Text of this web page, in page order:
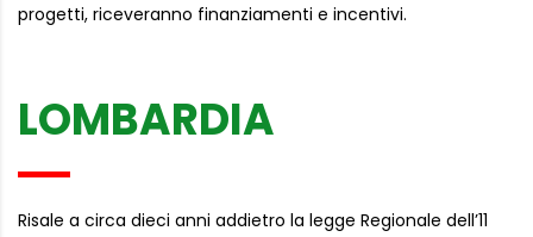
progetti, riceveranno finanziamenti e incentivi.
LOMBARDIA
Risale a circa dieci anni addietro la legge Regionale dell’11